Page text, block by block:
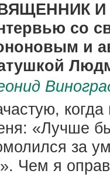
И
со
и
«Лучше
за
Чем я